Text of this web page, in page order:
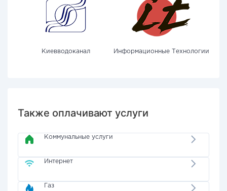
Киевводоканал Информационные Технологии
Также оплачивают услуги
Коммунальные услуги
Интернет
Газ